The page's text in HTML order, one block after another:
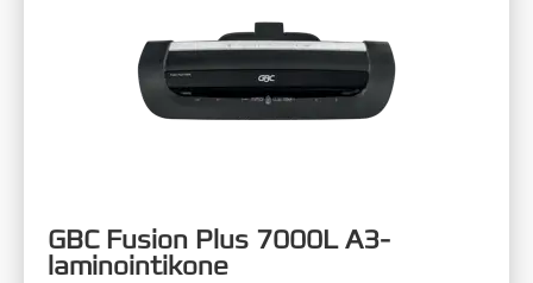
GBC Fusion Plus 7000L A3-
laminointikone